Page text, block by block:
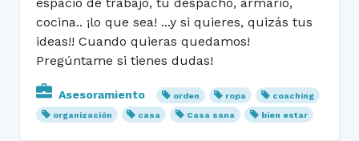
cocina.. ¡lo que sea! ...y si quieres, quizás tus
ideas!! Cuando quieras quedamos!
Pregúntame si tienes dudas!
Asesoramiento orden ropa
coaching
organización
casa Casa sana bien estar